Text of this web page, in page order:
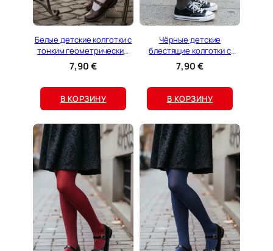
Белые детские колготки с
тонким геометрическим
узором TITA
7,90€
В КОРЗИНУ
Чёрные детские
блестящие колготки с
ромбовидным узором ELY
7,90€
В КОРЗИНУ